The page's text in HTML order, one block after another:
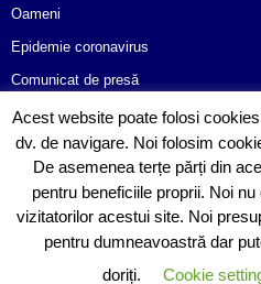
Oameni
Epidemie coronavirus
Comunicat de presă
Afaceri
Poliția informează!
Consiliul Județean Dâmbovița
Acest website poate folosi
dv. de navigare. Noi folosim
De asemenea terțe părți din
pentru beneficiile proprii. Noi
vizitatorilor acestui site. Noi
pentru dumneavoastră dar
doriți.
Cookie